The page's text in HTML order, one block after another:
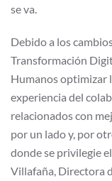
se va.
Debido a los
Transformación
Humanos optimizar
experiencia del
relacionados con
por un lado y, por
donde se privilegie
Villafaña, Directora